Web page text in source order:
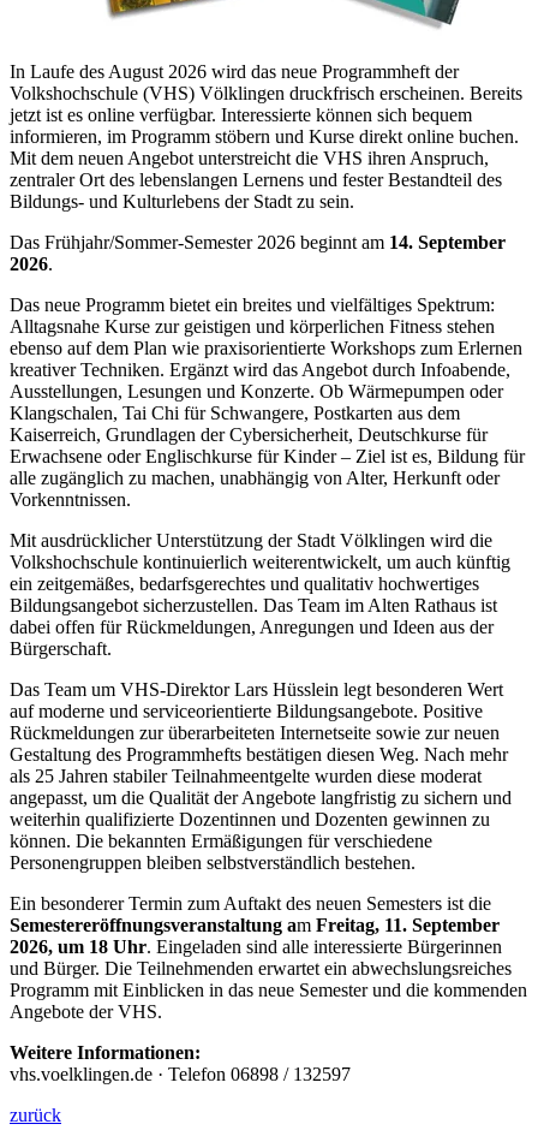
In Laufe des August 2026 wird das neue Programmheft der
Volkshochschule (VHS) Völklingen druckfrisch erscheinen. Bereits
jetzt ist es online verfügbar. Interessierte können sich bequem
informieren, im Programm stöbern und Kurse direkt online buchen.
Mit dem neuen Angebot unterstreicht die VHS ihren Anspruch,
zentraler Ort des lebenslangen Lernens und fester Bestandteil des
Bildungs- und Kulturlebens der Stadt zu sein.
Das Frühjahr/Sommer-Semester 2026 beginnt am 14. September
2026.
Das neue Programm bietet ein breites und vielfältiges Spektrum:
Alltagsnahe Kurse zur geistigen und körperlichen Fitness stehen
ebenso auf dem Plan wie praxisorientierte Workshops zum Erlernen
kreativer Techniken. Ergänzt wird das Angebot durch Infoabende,
Ausstellungen, Lesungen und Konzerte. Ob Wärmepumpen oder
Klangschalen, Tai Chi für Schwangere, Postkarten aus dem
Kaiserreich, Grundlagen der Cybersicherheit, Deutschkurse für
Erwachsene oder Englischkurse für Kinder – Ziel ist es, Bildung für
alle zugänglich zu machen, unabhängig von Alter, Herkunft oder
Vorkenntnissen.
Mit ausdrücklicher Unterstützung der Stadt Völklingen wird die
Volkshochschule kontinuierlich weiterentwickelt, um auch künftig
ein zeitgemäßes, bedarfsgerechtes und qualitativ hochwertiges
Bildungsangebot sicherzustellen. Das Team im Alten Rathaus ist
dabei offen für Rückmeldungen, Anregungen und Ideen aus der
Bürgerschaft.
Das Team um VHS-Direktor Lars Hüsslein legt besonderen Wert
auf moderne und serviceorientierte Bildungsangebote. Positive
Rückmeldungen zur überarbeiteten Internetseite sowie zur neuen
Gestaltung des Programmhefts bestätigen diesen Weg. Nach mehr
als 25 Jahren stabiler Teilnahmeentgelte wurden diese moderat
angepasst, um die Qualität der Angebote langfristig zu sichern und
weiterhin qualifizierte Dozentinnen und Dozenten gewinnen zu
können. Die bekannten Ermäßigungen für verschiedene
Personengruppen bleiben selbstverständlich bestehen.
Ein besonderer Termin zum Auftakt des neuen Semesters ist die
Semestereröffnungsveranstaltung am Freitag, 11. September
2026, um 18 Uhr. Eingeladen sind alle interessierte Bürgerinnen
und Bürger. Die Teilnehmenden erwartet ein abwechslungsreiches
Programm mit Einblicken in das neue Semester und die kommenden
Angebote der VHS.
Weitere Informationen:
vhs.voelklingen.de · Telefon 06898 / 132597
zurück